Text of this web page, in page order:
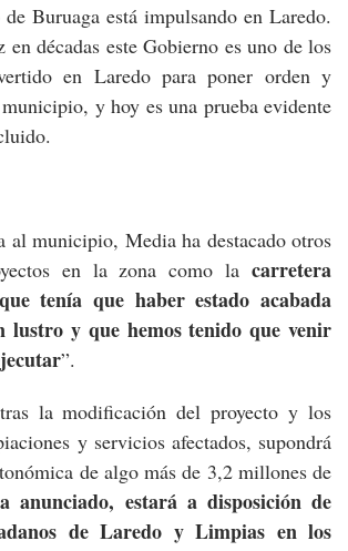
Buruaga está impulsando en Laredo.
en décadas este Gobierno es uno de los
en Laredo para poner orden y
y hoy es una prueba evidente
al municipio, Media ha destacado otros
en la zona como la carretera
tenía que haber estado acabada
lustro y que hemos tenido que venir
”.
la modificación del proyecto y los
y servicios afectados, supondrá
de algo más de 3,2 millones de
anunciado, estará a disposición de
de Laredo y Limpias en los